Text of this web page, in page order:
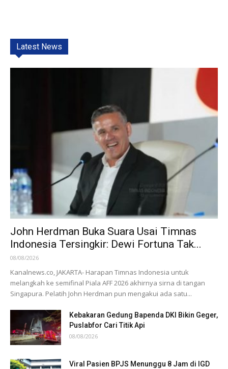
Latest News
John Herdman Buka Suara Usai Timnas
Indonesia Tersingkir: Dewi Fortuna Tak...
08/08/2026
Kanalnews.co, JAKARTA- Harapan Timnas Indonesia untuk
melangkah ke semifinal Piala AFF 2026 akhirnya sirna di tangan
Singapura. Pelatih John Herdman pun mengakui ada satu...
Kebakaran Gedung Bapenda DKI Bikin Geger,
Puslabfor Cari Titik Api
08/08/2026
Viral Pasien BPJS Menunggu 8 Jam di IGD